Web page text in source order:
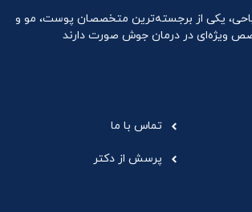
یکی از برجسته‌ترین متخصصان پوست، مو و
ویژه‌ای در درمان جوش صورت دارند
تماس با ما
پرسش از دکتر